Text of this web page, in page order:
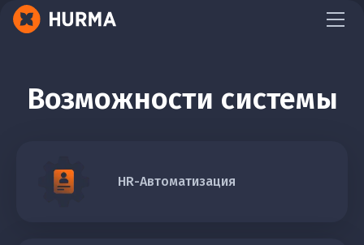
Возможности системы
HR-Автоматизация